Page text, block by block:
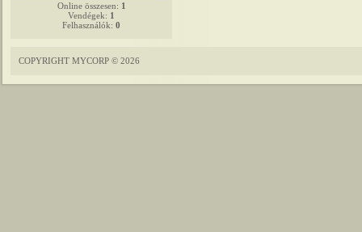
Online összesen: 1
Vendégek: 1
Felhasználók: 0
COPYRIGHT MYCORP © 2026